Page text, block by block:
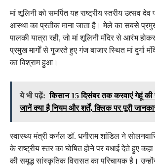
मां शूलिनी को समर्पित यह राष्ट्रीय स्तरीय उत्सव
आस्था का प्रतीक माना जाता है। मेले का सबसे
पालकी यात्रा रही, जो मां शूलिनी मंदिर से आरंभ
प्रमुख मार्गों से गुजरते हुए गंज बाजार स्थित मां दुर्गा
का विश्राम हुआ।
ये भी पढ़ें: किसान 15 दिसंबर तक करवाएं गेहूं
जानें क्या है नियम और शर्तें, क्लिक पर पूरी
स्वास्थ्य मंत्री कर्नल डॉ. धनीराम शांडिल ने
के राष्ट्रीय स्तर का घोषित होने पर बधाई देते हुए
की समृद्ध सांस्कृतिक विरासत का परिचायक है।